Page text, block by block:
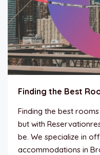
Finding the Best
Finding the best
but with
be. We specialize in
accommodations in